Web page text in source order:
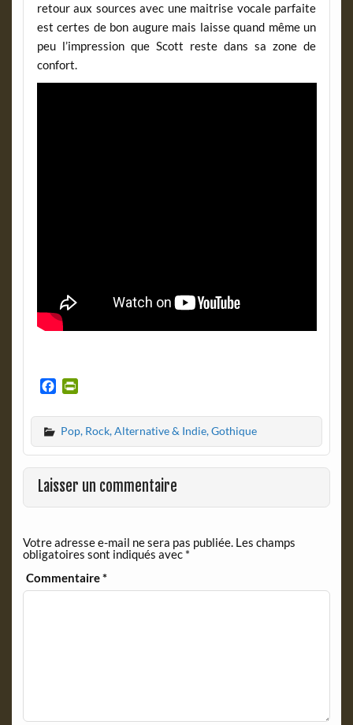
retour aux sources avec une maitrise vocale parfaite
est certes de bon augure mais laisse quand même un
peu l’impression que Scott reste dans sa zone de
confort.
c
e
b
o
o
k
i
n
t
F
r
e
d
l
y
Pop, Rock, Alternative & Indie, Gothique
Laisser un commentaire
Votre adresse e-mail ne sera pas publiée. Les champs
obligatoires sont indiqués avec *
Commentaire*